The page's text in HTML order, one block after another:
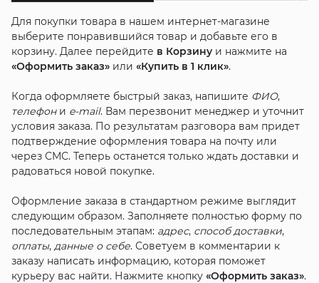
Для покупки товара в нашем интернет-магазине
выберите понравившийся товар и добавьте его в
корзину. Далее перейдите в Корзинуи нажмите на
«Оформить заказ»или «Купить в 1 клик».
Когда оформляете быстрый заказ, напишите ФИО,
телефони e-mail. Вам перезвонит менеджер и уточнит
условия заказа. По результатам разговора вам придет
подтверждение оформления товара на почту или
через СМС. Теперь останется только ждать доставки и
радоваться новой покупке.
Оформление заказа в стандартном режиме выглядит
следующим образом. Заполняете полностью форму по
последовательным этапам: адрес, способ доставки,
оплаты, данные о себе. Советуем в комментарии к
заказу написать информацию, которая поможет
курьеру вас найти. Нажмите кнопку «Оформить заказ».